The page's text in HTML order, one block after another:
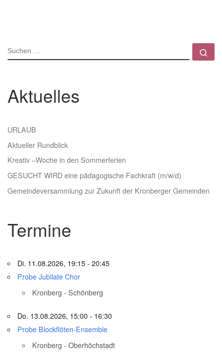
SUCHE
Aktuelles
URLAUB
Aktueller Rundblick
Kreativ –Woche in den Sommerferien
GESUCHT WIRD eine pädagogische Fachkraft (m/w/d)
Gemeindeversammlung zur Zukunft der Kronberger Gemeinden
Termine
Di. 11.08.2026, 19:15 - 20:45
Probe Jubilate Chor
Kronberg - Schönberg
Do. 13.08.2026, 15:00 - 16:30
Probe Blockflöten-Ensemble
Kronberg - Oberhöchstadt